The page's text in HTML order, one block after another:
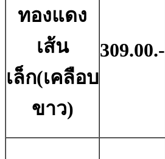
ทองแดง
เส้น
เล็ก(เคลือบ
ขาว)
309.00.-